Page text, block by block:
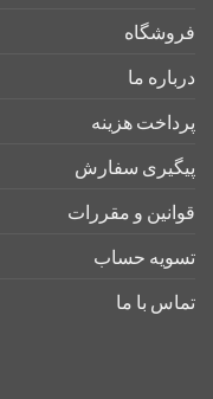
فروشگاه
درباره ما
پرداخت هزینه
پیگیری سفارش
قوانین و مقررات
تسویه حساب
تماس با ما